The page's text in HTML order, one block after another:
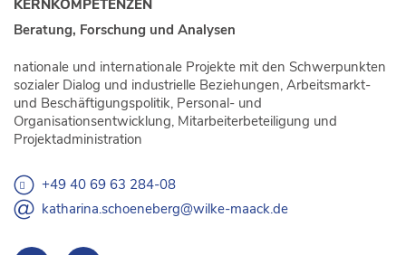
KERNKOMPETENZEN
Beratung, Forschung und Analysen
nationale und internationale Projekte mit den Schwerpunkten
sozialer Dialog und industrielle Beziehungen, Arbeitsmarkt-
und Beschäftigungspolitik, Personal- und
Organisationsentwicklung, Mitarbeiterbeteiligung und
Projektadministration
+49 40 69 63 284-08
katharina.schoeneberg@wilke-maack.de